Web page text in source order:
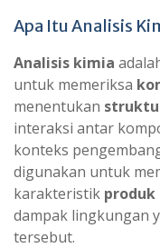
Apa Itu Analisis
Analisis kimia
untuk memeriksa
menentukan
interaksi antar
konteks
digunakan untuk
karakteristik
dampak lingkungan
tersebut.